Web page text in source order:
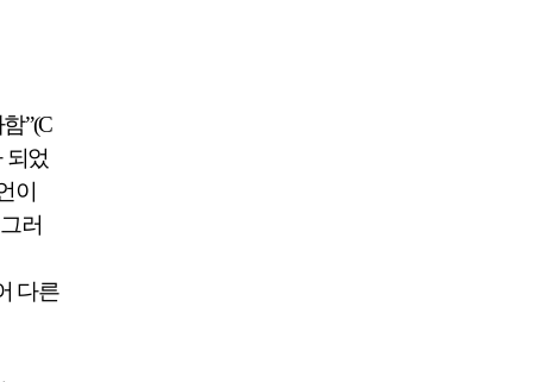
함”(C
되었
이
그러
다른